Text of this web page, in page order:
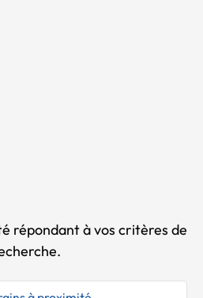
répondant à vos critères de